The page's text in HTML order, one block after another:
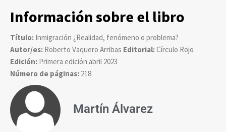
Información sobre el libro
Título: Inmigración ¿Realidad, fenómeno o problema?
Autor/es: Roberto Vaquero Arribas Editorial:Círculo Rojo
Edición: Primera edición abril 2023
Número de páginas: 218
Martín Álvarez